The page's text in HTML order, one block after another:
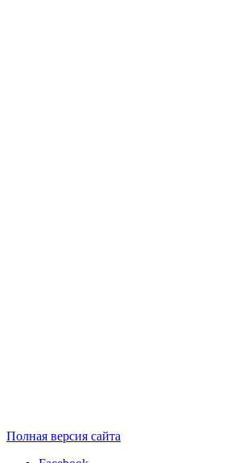
Полная версия сайта